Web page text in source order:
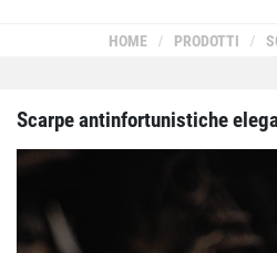
HOME / PRODOTTI /
Scarpe antinfortunistiche